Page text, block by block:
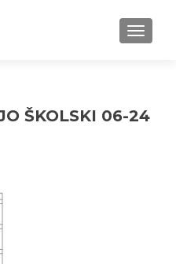
MENU
ŠKOLSKI 06-24